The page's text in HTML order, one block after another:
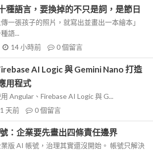
種語言，要換掉的不只是詞，是節日
一張孩子的照片，就寫出並畫出一本繪本」
語...
14 小時前 0個留言
AI Logic 與 Gemini Nano 打造
用程式
Angular、Firebase AI Logic 與 G...
1 天前 0個留言
：企業要先畫出四條責任邊界
版 AI 帳號，治理其實還沒開始。 帳號只解決